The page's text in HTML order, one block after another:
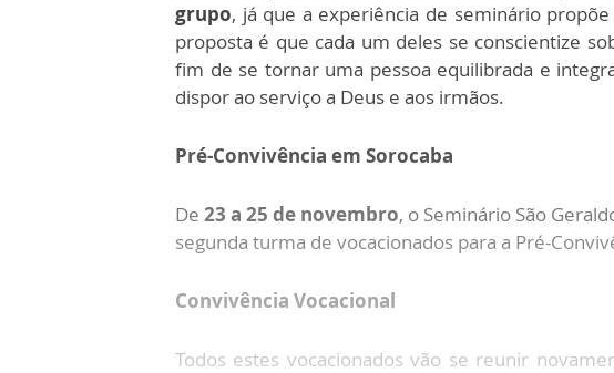
grupo, já que a experiência de seminário
proposta é que cada um deles se conscientize
fim de se tornar uma pessoa equilibrada e
dispor ao serviço a Deus e aos irmãos.
Pré-Convivência em Sorocaba
De 23 a 25 de novembro, o Seminário São
segunda turma de vocacionados para a Pré-
Convivência Vocacional
Todos estes vocacionados vão se reunir